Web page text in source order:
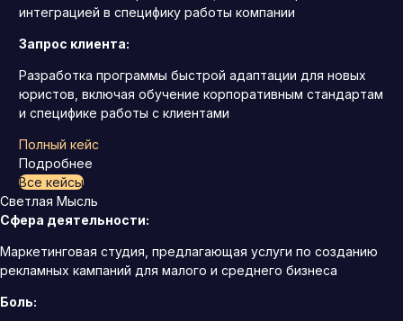
интеграцией в специфику работы компании
Запрос клиента:
Разработка программы быстрой адаптации для новых
юристов, включая обучение корпоративным стандартам
и специфике работы с клиентами
Полный кейс
Подробнее
Все кейсы
Светлая Мысль
Сфера деятельности:
Маркетинговая студия, предлагающая услуги по созданию
рекламных кампаний для малого и среднего бизнеса
Боль: